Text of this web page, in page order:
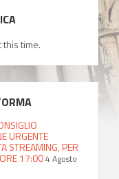
time.
URGENTE
STREAMING, PER
17:004 Agosto